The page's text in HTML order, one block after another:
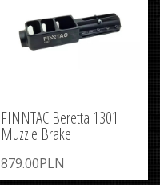
FINNTAC Beretta 1301
Muzzle Brake
879.00PLN